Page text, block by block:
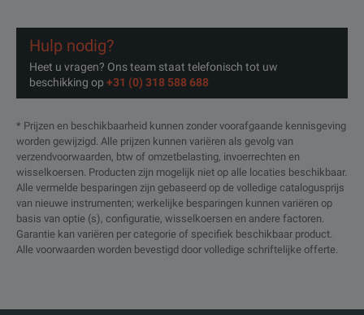
Hulp nodig?
Heet u vragen? Ons team staat telefonisch tot uw
beschikking op +31 (0) 318 588 688
* Prijzen en beschikbaarheid kunnen zonder voorafgaande kennisgeving
worden gewijzigd. Alle prijzen kunnen variëren als gevolg van
verzendvoorwaarden, btw of omzetbelasting, invoerrechten en
wisselkoersen. Producten zijn mogelijk niet op alle locaties beschikbaar.
Alle vermelde besparingen zijn gebaseerd op de volledige catalogusprijs
van nieuwe instrumenten; werkelijke besparingen kunnen variëren op
basis van optie (s), configuratie, wisselkoersen en andere factoren.
Garantie kan variëren per categorie of specifiek beschikbaar product.
Alle voorwaarden worden bevestigd door volledige schriftelijke offerte.